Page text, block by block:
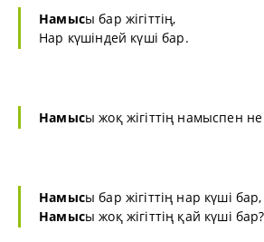
Намысы бар жігіттің,
Нар күшіндей күші бар.
Намысы жоқ жігіттің намыспен не
Намысы бар жігіттің нар күші бар,
Намысы жоқ жігіттің қай күші бар?